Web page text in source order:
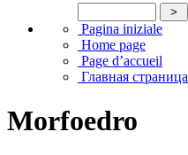
Pagina iniziale
Home page
Page d’accueil
Главная страница
Morfoedro